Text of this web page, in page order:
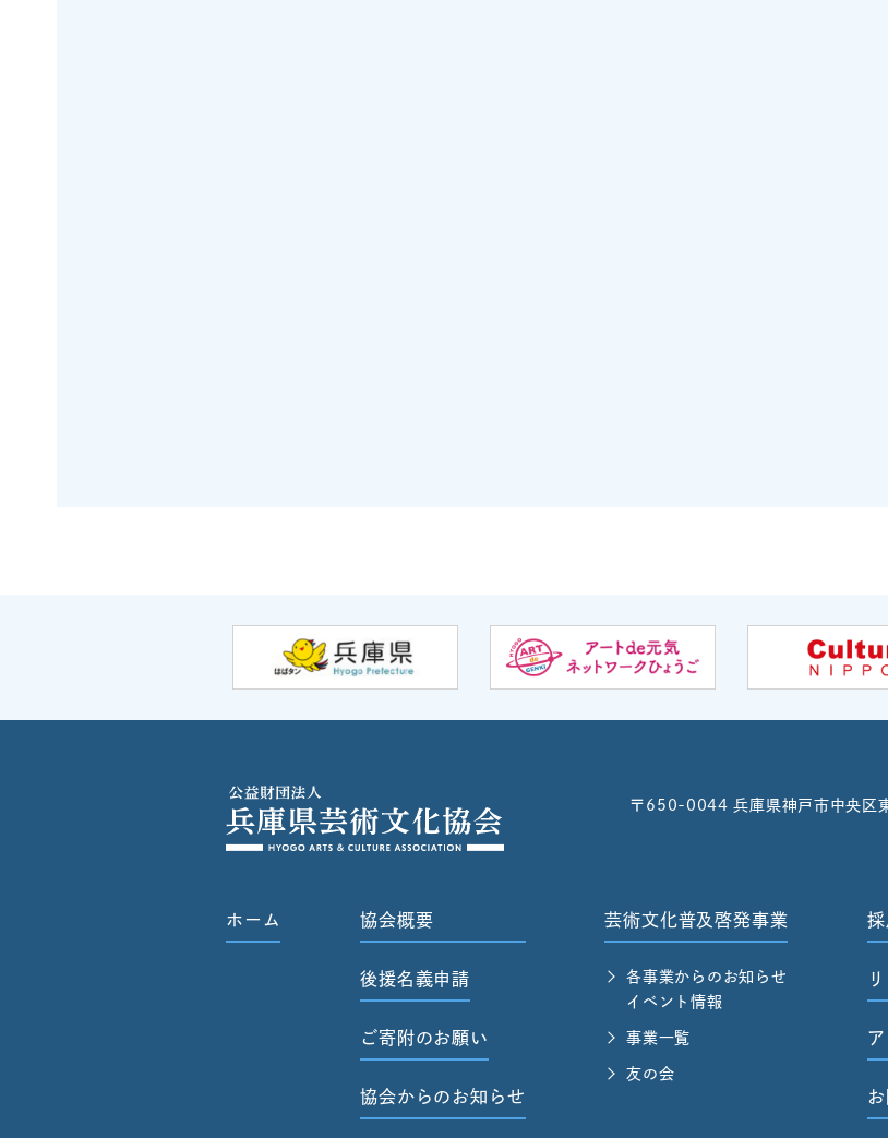
〒650-0044兵庫県神戸市中央区
ホーム 協会概要
後援名義申請
ご寄附のお願い
協会からのお知らせ
芸術文化普及啓発事業
各事業からのお知らせ
イベント情報
事業一覧
友の会